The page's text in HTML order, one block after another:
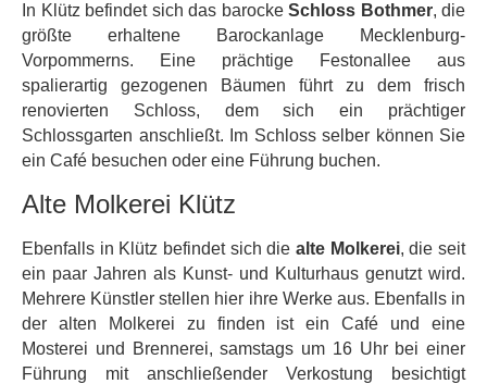
In Klütz befindet sich das barocke Schloss Bothmer, die
größte erhaltene Barockanlage Mecklenburg-
Vorpommerns. Eine prächtige Festonallee aus
spalierartig gezogenen Bäumen führt zu dem frisch
renovierten Schloss, dem sich ein prächtiger
Schlossgarten anschließt. Im Schloss selber können Sie
ein Café besuchen oder eine Führung buchen.
Alte Molkerei Klütz
Ebenfalls in Klütz befindet sich die alte Molkerei, die seit
ein paar Jahren als Kunst- und Kulturhaus genutzt wird.
Mehrere Künstler stellen hier ihre Werke aus. Ebenfalls in
der alten Molkerei zu finden ist ein Café und eine
Mosterei und Brennerei, samstags um 16 Uhr bei einer
Führung mit anschließender Verkostung besichtigt